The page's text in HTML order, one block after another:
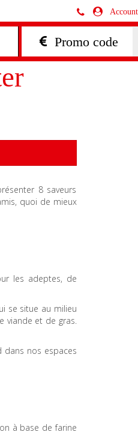
Account
8 saveurs
quoi de mieux
les adeptes, de
se situe au milieu
viande et de gras.
dans nos espaces
à base de farine